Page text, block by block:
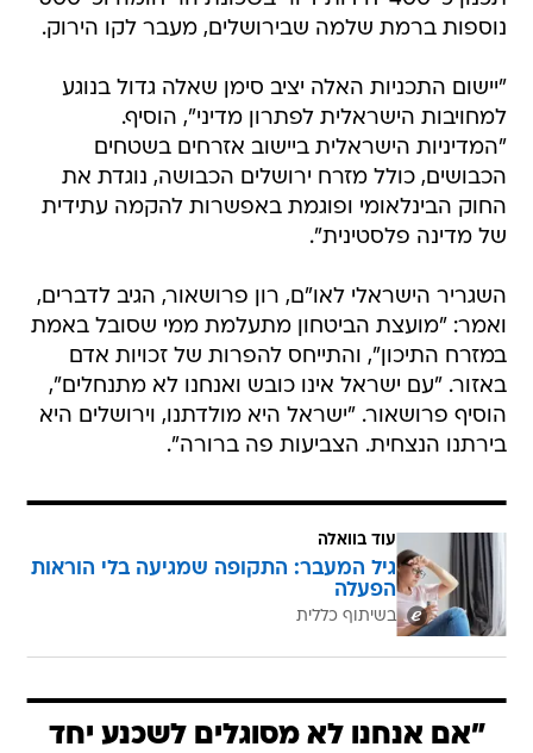
נוספות ברמת שלמה שבירושלים, מעבר לקו הירוק.
"יישום התכניות האלה יציב סימן שאלה גדול בנוגע
למחויבות הישראלית לפתרון מדיני", הוסיף.
"המדיניות הישראלית ביישוב אזרחים בשטחים
הכבושים, כולל מזרח ירושלים הכבושה, נוגדת את
החוק הבינלאומי ופוגמת באפשרות להקמה עתידית
של מדינה פלסטינית".
השגריר הישראלי לאו"ם, רון פרושאור, הגיב לדברים,
ואמר: "מועצת הביטחון מתעלמת ממי שסובל באמת
במזרח התיכון", והתייחס להפרות של זכויות אדם
באזור. "עם ישראל אינו כובש ואנחנו לא מתנחלים",
הוסיף פרושאור. "ישראל היא מולדתנו, וירושלים היא
בירתנו הנצחית. הצביעות פה ברורה".
עוד בוואלה
גיל המעבר: התקופה שמגיעה בלי הוראות
הפעלה
בשיתוף כללית
"אם אנחנו לא מסוגלים לשכנע יחד